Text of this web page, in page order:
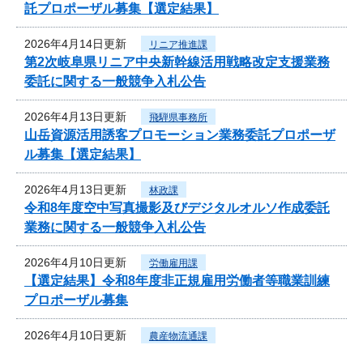
託プロポーザル募集【選定結果】
2026年4月14日更新 リニア推進課
第2次岐阜県リニア中央新幹線活用戦略改定支援業務
委託に関する一般競争入札公告
2026年4月13日更新 飛騨県事務所
山岳資源活用誘客プロモーション業務委託プロポーザ
ル募集【選定結果】
2026年4月13日更新 林政課
令和8年度空中写真撮影及びデジタルオルソ作成委託
業務に関する一般競争入札公告
2026年4月10日更新 労働雇用課
【選定結果】令和8年度非正規雇用労働者等職業訓練
プロポーザル募集
2026年4月10日更新 農産物流通課